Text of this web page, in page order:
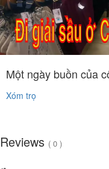
Một ngày buồn của
Xóm trọ
Reviews ( 0 )